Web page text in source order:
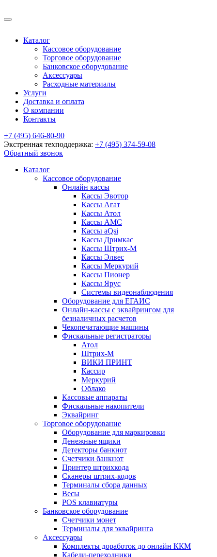
Каталог
Кассовое оборудование
Торговое оборудование
Банковское оборудование
Аксессуары
Расходные материалы
Услуги
Доставка и оплата
О компании
Контакты
+7 (495) 646-80-90
Экстренная техподдержка: +7 (495) 374-59-08
Обратный звонок
Каталог
Кассовое оборудование
Онлайн кассы
Кассы Эвотор
Кассы Агат
Кассы Атол
Кассы АМС
Кассы aQsi
Кассы Дримкас
Кассы Штрих-М
Кассы Элвес
Кассы Меркурий
Кассы Пионер
Кассы Ярус
Системы видеонаблюдения
Оборудование для ЕГАИС
Онлайн-кассы с эквайрингом для
безналичных расчетов
Чекопечатающие машины
Фискальные регистраторы
Атол
Штрих-М
ВИКИ ПРИНТ
Кассир
Меркурий
Облако
Кассовые аппараты
Фискальные накопители
Эквайринг
Торговое оборудование
Оборудование для маркировки
Денежные ящики
Детекторы банкнот
Счетчики банкнот
Принтер штрихкода
Сканеры штрих-кодов
Терминалы сбора данных
Весы
POS клавиатуры
Банковское оборудование
Счетчики монет
Терминалы для эквайринга
Аксессуары
Комплекты доработок до онлайн ККМ
Кабели-переходники